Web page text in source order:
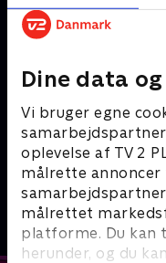
Dine data
Vi bruger egne
oplevelse af TV 2
målrette annoncer
målrettet
platforme. Du kan
herunder, og du
Landmand søger
Reality • 13 sæsoner